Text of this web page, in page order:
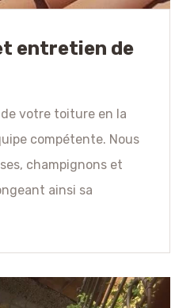
entretien de
votre toiture en la
compétente. Nous
champignons et
ainsi sa